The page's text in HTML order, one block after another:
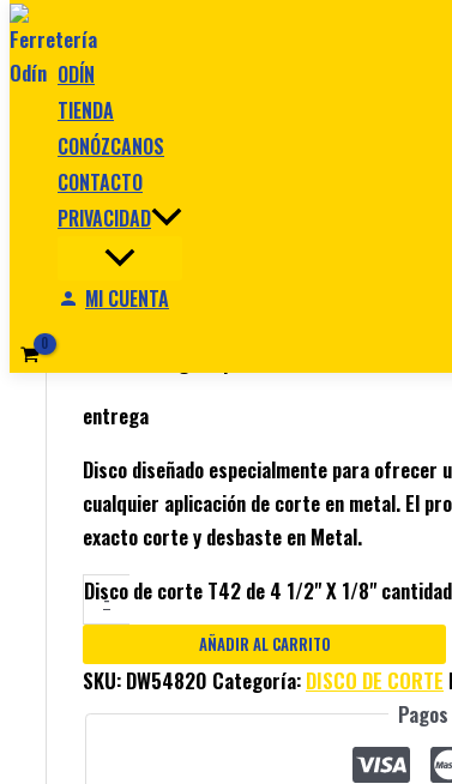
Ir al contenido
ODÍN
TIENDA
CONÓZCANOS
CONTACTO
PRIVACIDAD
MI CUENTA
Inicio/
DISCO DE CORTE
Disco de corte T42 de 4 1/2″
entrega
Disco diseñado especialmente para ofrecer
cualquier aplicación de corte en metal. El
exacto corte y desbaste en Metal.
-
Disco de corte T42 de 4 1/2" X 1/8" cantidad
AÑADIR AL CARRITO
SKU: DW54820 Categoría: DISCO DE CORTE